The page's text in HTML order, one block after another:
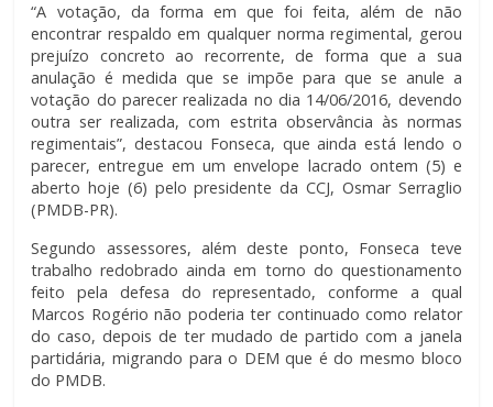
“A votação, da forma em que foi feita, além de não
encontrar respaldo em qualquer norma regimental, gerou
prejuízo concreto ao recorrente, de forma que a sua
anulação é medida que se impõe para que se anule a
votação do parecer realizada no dia 14/06/2016, devendo
outra ser realizada, com estrita observância às normas
regimentais”, destacou Fonseca, que ainda está lendo o
parecer, entregue em um envelope lacrado ontem (5) e
aberto hoje (6) pelo presidente da CCJ, Osmar Serraglio
(PMDB-PR).
Segundo assessores, além deste ponto, Fonseca teve
trabalho redobrado ainda em torno do questionamento
feito pela defesa do representado, conforme a qual
Marcos Rogério não poderia ter continuado como relator
do caso, depois de ter mudado de partido com a janela
partidária, migrando para o DEM que é do mesmo bloco
do PMDB.